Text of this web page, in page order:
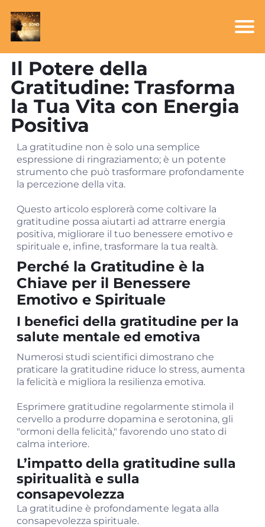
Il Potere della
Gratitudine: Trasforma
la Tua Vita con Energia
Positiva
La gratitudine non è solo una semplice
espressione di ringraziamento; è un potente
strumento che può trasformare profondamente
la percezione della vita.
Questo articolo esplorerà come coltivare la
gratitudine possa aiutarti ad attrarre energia
positiva, migliorare il tuo benessere emotivo e
spirituale e, infine, trasformare la tua realtà.
Perché la Gratitudine è la
Chiave per il Benessere
Emotivo e Spirituale
I benefici della gratitudine per la
salute mentale ed emotiva
Numerosi studi scientifici dimostrano che
praticare la gratitudine riduce lo stress, aumenta
la felicità e migliora la resilienza emotiva.
Esprimere gratitudine regolarmente stimola il
cervello a produrre dopamina e serotonina, gli
"ormoni della felicità," favorendo uno stato di
calma interiore.
L’impatto della gratitudine sulla
spiritualità e sulla
consapevolezza
La gratitudine è profondamente legata alla
consapevolezza spirituale.